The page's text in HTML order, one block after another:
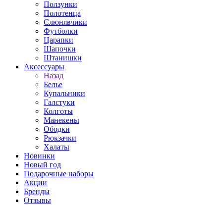
Ползунки
Полотенца
Слюнявчики
Футболки
Царапки
Шапочки
Штанишки
Аксессуары
Назад
Белье
Купальники
Галстуки
Колготы
Манекены
Ободки
Рюкзачки
Халаты
Новинки
Новый год
Подарочные наборы
Акции
Бренды
Отзывы